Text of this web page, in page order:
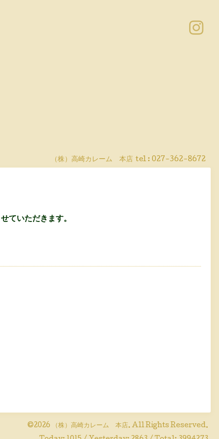
（株）高崎カレーム 本店 tel : 027-362-8672
ていただきます。
©2026 （株）高崎カレーム 本店. All Rights Reserved.